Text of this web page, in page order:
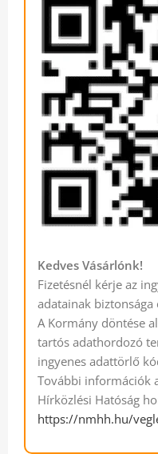
Kedves Vásárlónk!
Fizetésnél kérje az
adatainak biztonsága
A Kormány döntése
tartós adathordozó
ingyenes adattörlő
További információk
Hírközlési Hatóság
https://nmhh.hu/